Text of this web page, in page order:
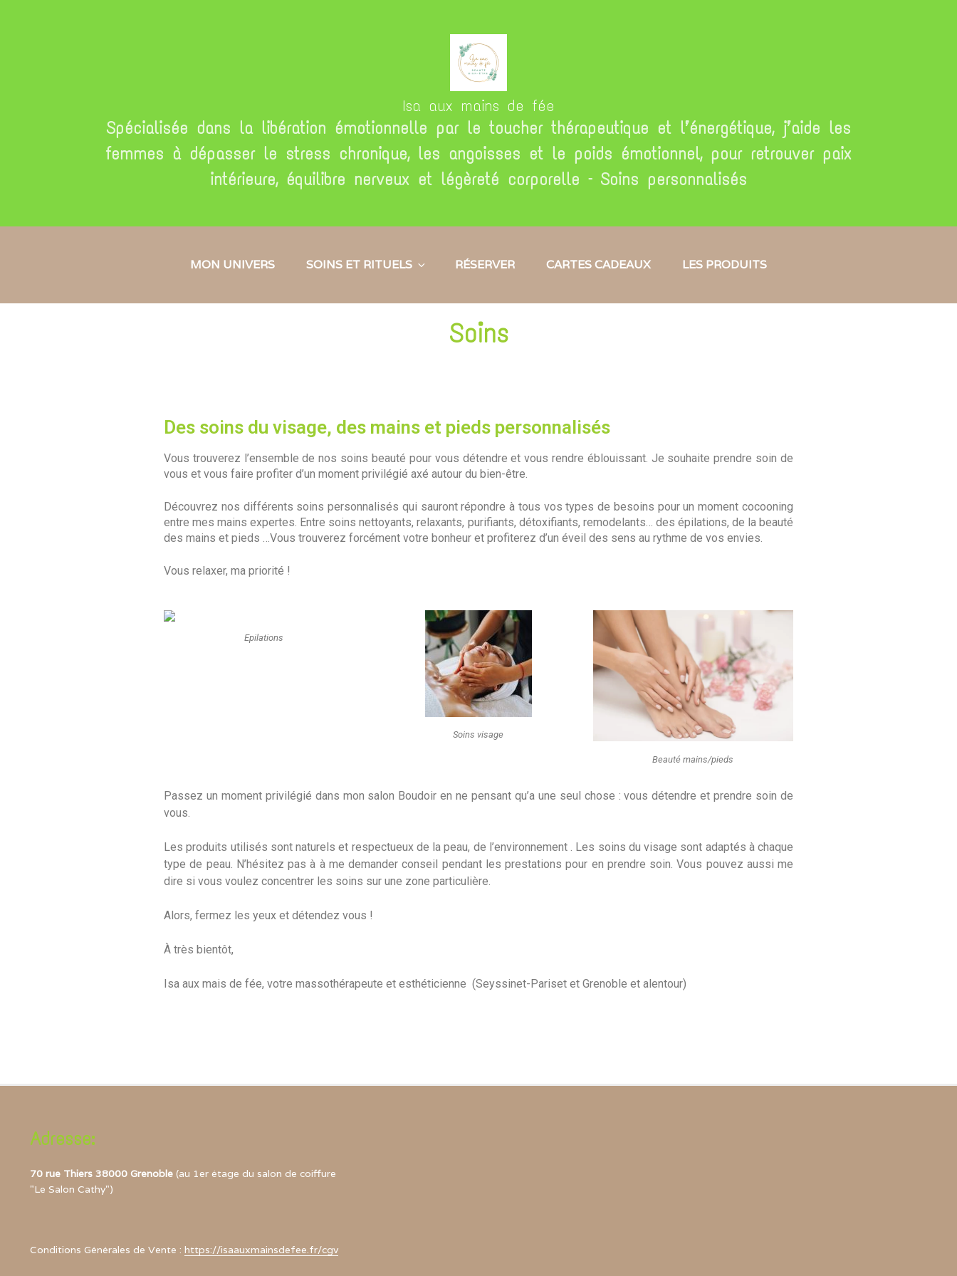
Isa aux mains de fée
Spécialisée dans la libération émotionnelle par le toucher thérapeutique et l’énergétique, j’aide les
femmes à dépasser le stress chronique, les angoisses et le poids émotionnel, pour retrouver paix
intérieure, équilibre nerveux et légèreté corporelle – Soins personnalisés
MON UNIVERS SOINS ET RITUELS RÉSERVER CARTES CADEAUX LES PRODUITS
Soins
Des soins du visage, des mains et pieds personnalisés
Vous trouverez l’ensemble de nos soins beauté pour vous détendre et vous rendre éblouissant. Je souhaite prendre soin de
vous et vous faire profiter d’un moment privilégié axé autour du bien-être.
Découvrez nos différents soins personnalisés qui sauront répondre à tous vos types de besoins pour un moment cocooning
entre mes mains expertes. Entre soins nettoyants, relaxants, purifiants, détoxifiants, remodelants… des épilations, de la beauté
des mains et pieds …Vous trouverez forcément votre bonheur et profiterez d’un éveil des sens au rythme de vos envies.
Vous relaxer, ma priorité !
Epilations
Soins visage
Beauté mains/pieds
Passez un moment privilégié dans mon salon Boudoir en ne pensant qu’a une seul chose : vous détendre et prendre soin de
vous.
Les produits utilisés sont naturels et respectueux de la peau, de l’environnement . Les soins du visage sont adaptés à chaque
type de peau. N’hésitez pas à à me demander conseil pendant les prestations pour en prendre soin. Vous pouvez aussi me
dire si vous voulez concentrer les soins sur une zone particulière.
Alors, fermez les yeux et détendez vous !
À très bientôt,
Isa aux mais de fée, votre massothérapeute et esthéticienne (Seyssinet-Pariset et Grenoble et alentour)
Adresse:
70 rue Thiers 38000 Grenoble (au 1er étage du salon de coiffure
"Le Salon Cathy")
Conditions Générales de Vente : https://isaauxmainsdefee.fr/cgv